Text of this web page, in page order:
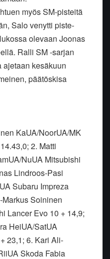
myös SM-pisteitä
Salo venytti piste-
olevaan Joonas
Ralli SM -sarjan
ajetaan kesäkuun
päätöskisa
KaUA/NoorUA/MK
2. Matti
NuUA Mitsubishi
Lindroos-Pasi
Subaru Impreza
Soininen
Lancer Evo 10 + 14,9;
HeiUA/SatUA
23,1; 6. Kari Ali-
Skoda Fabia